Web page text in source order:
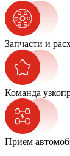
Запчасти и
Команда
Прием